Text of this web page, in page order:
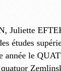
Juliette
études
année le